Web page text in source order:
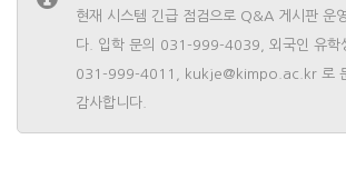
현재 시스템 긴급 점검으로 Q&A 게시판 운
다. 입학 문의 031-999-4039, 외국인 유학
031-999-4011, kukje@kimpo.ac.kr 로 문
감사합니다.